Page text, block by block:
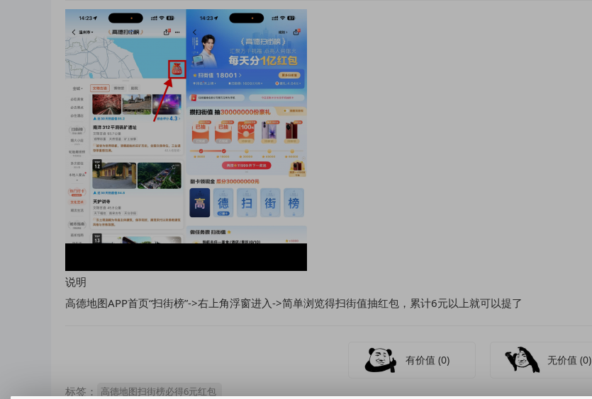
说明
高德地图APP首页“扫街榜”->右上角浮窗进入->简单浏览得扫街值抽红包，累计6元以上就可以提了
有价值(0) 无价值(0)
标签： 高德地图扫街榜必得6元红包